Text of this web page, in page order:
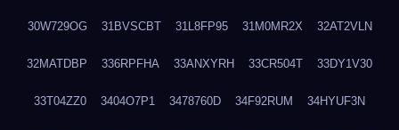
30W729OG 31BVSCBT 31L8FP95 31M0MR2X 32AT2VLN
32MATDBP 336RPFHA 33ANXYRH 33CR504T 33DY1V30
33T04ZZ0 3404O7P1 3478760D 34F92RUM 34HYUF3N